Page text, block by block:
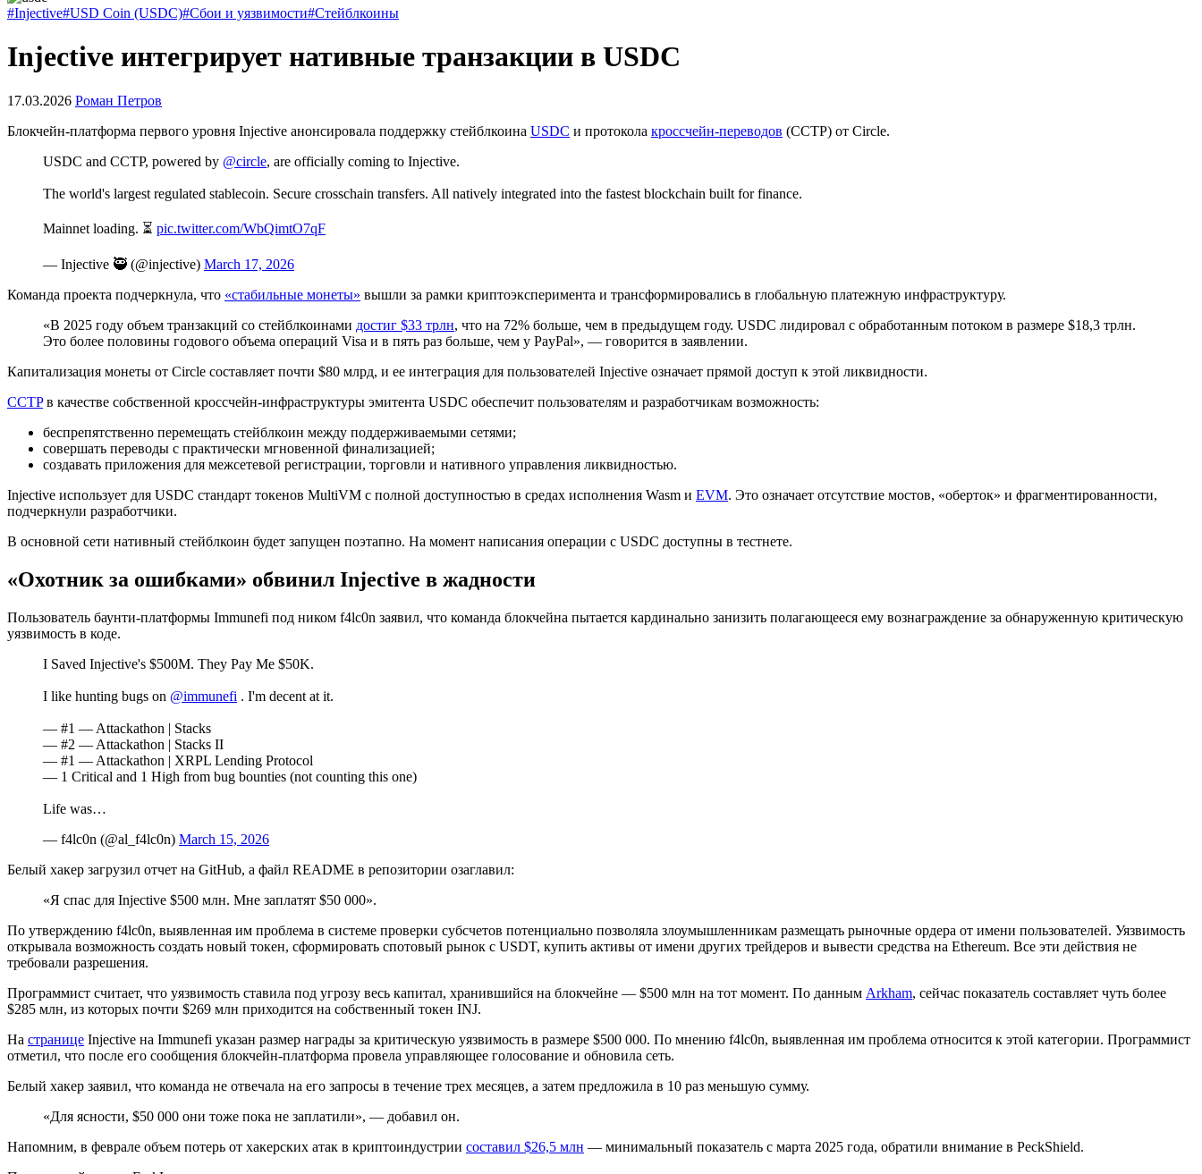
#Injective#USD Coin (USDC)#Сбои и уязвимости#Стейблкоины
Injective интегрирует нативные транзакции в USDC
17.03.2026 Роман Петров
Блокчейн-платформа первого уровня Injective анонсировала поддержку стейблкоина USDC и протокола кроссчейн-переводов (CCTP) от Circle.
USDC and CCTP, powered by @circle, are officially coming to Injective.
The world's largest regulated stablecoin. Secure crosschain transfers. All natively integrated into the fastest blockchain built for finance.
Mainnet loading. ⏳ pic.twitter.com/WbQimtO7qF
— Injective 🥷 (@injective) March 17, 2026
Команда проекта подчеркнула, что «стабильные монеты» вышли за рамки криптоэксперимента и трансформировались в глобальную платежную инфраструктуру.
«В 2025 году объем транзакций со стейблкоинами достиг $33 трлн, что на 72% больше, чем в предыдущем году. USDC лидировал с обработанным потоком в размере $18,3 трлн.
Это более половины годового объема операций Visa и в пять раз больше, чем у PayPal», — говорится в заявлении.
Капитализация монеты от Circle составляет почти $80 млрд, и ее интеграция для пользователей Injective означает прямой доступ к этой ликвидности.
CCTPв качестве собственной кроссчейн-инфраструктуры эмитента USDC обеспечит пользователям и разработчикам возможность:
беспрепятственно перемещать стейблкоин между поддерживаемыми сетями;
совершать переводы с практически мгновенной финализацией;
создавать приложения для межсетевой регистрации, торговли и нативного управления ликвидностью.
Injective использует для USDC стандарт токенов MultiVM с полной доступностью в средах исполнения Wasm и EVM. Это означает отсутствие мостов, «оберток» и фрагментированности,
подчеркнули разработчики.
В основной сети нативный стейблкоин будет запущен поэтапно. На момент написания операции с USDC доступны в тестнете.
«Охотник за ошибками» обвинил Injective в жадности
Пользователь баунти-платформы Immunefi под ником f4lc0n заявил, что команда блокчейна пытается кардинально занизить полагающееся ему вознаграждение за обнаруженную критическую
уязвимость в коде.
I Saved Injective's $500M. They Pay Me $50K.
I like hunting bugs on @immunefi . I'm decent at it.
— #1 — Attackathon | Stacks
— #2 — Attackathon | Stacks II
— #1 — Attackathon | XRPL Lending Protocol
— 1 Critical and 1 High from bug bounties (not counting this one)
Life was…
— f4lc0n (@al_f4lc0n) March 15, 2026
Белый хакер загрузил отчет на GitHub, а файл README в репозитории озаглавил:
«Я спас для Injective $500 млн. Мне заплатят $50 000».
По утверждению f4lc0n, выявленная им проблема в системе проверки субсчетов потенциально позволяла злоумышленникам размещать рыночные ордера от имени пользователей. Уязвимость
открывала возможность создать новый токен, сформировать спотовый рынок с USDT, купить активы от имени других трейдеров и вывести средства на Ethereum. Все эти действия не
требовали разрешения.
Программист считает, что уязвимость ставила под угрозу весь капитал, хранившийся на блокчейне — $500 млн на тот момент. По данным Arkham, сейчас показатель составляет чуть более
$285 млн, из которых почти $269 млн приходится на собственный токен INJ.
На странице Injective на Immunefi указан размер награды за критическую уязвимость в размере $500 000. По мнению f4lc0n, выявленная им проблема относится к этой категории. Программист
отметил, что после его сообщения блокчейн-платформа провела управляющее голосование и обновила сеть.
Белый хакер заявил, что команда не отвечала на его запросы в течение трех месяцев, а затем предложила в 10 раз меньшую сумму.
«Для ясности, $50 000 они тоже пока не заплатили», — добавил он.
Напомним, в феврале объем потерь от хакерских атак в криптоиндустрии составил $26,5 млн — минимальный показатель с марта 2025 года, обратили внимание в PeckShield.